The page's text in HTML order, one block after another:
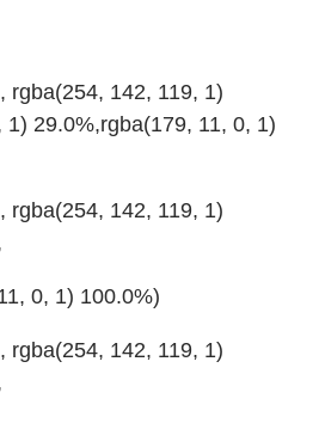
rgba(254, 142, 119, 1)
29.0%,rgba(179, 11, 0, 1)
rgba(254, 142, 119, 1)
0, 1) 100.0%)
rgba(254, 142, 119, 1)